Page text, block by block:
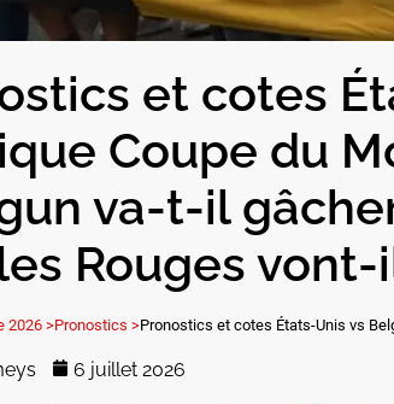
et cotes
Coupe du
va-t-il
Rouges
2026 >Pronostics >Pronostics et cotes États-Unis vs
6 juillet 2026